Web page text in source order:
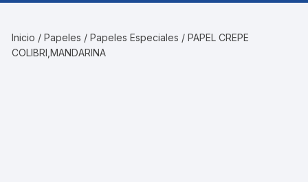
Inicio /Papeles /Papeles Especiales / PAPEL CREPE
COLIBRI,MANDARINA